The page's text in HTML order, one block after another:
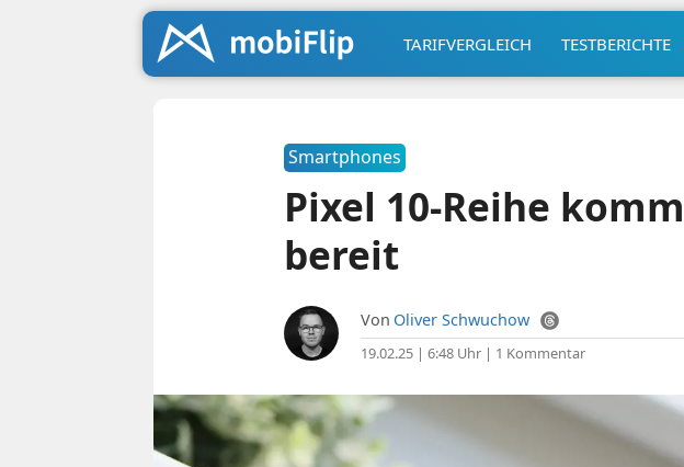
TARIFVERGLEICH TESTBERICHTE
Smartphones
Pixel 10-Reihe
bereit
Von Oliver Schwuchow
19.02.25 | 6:48 Uhr| 1 Kommentar